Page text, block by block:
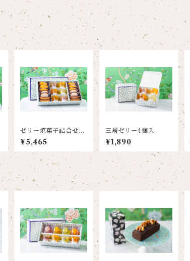
ゼリー焼菓子詰合せ20
個入
¥5,465
三層ゼリー4個入
¥1,890